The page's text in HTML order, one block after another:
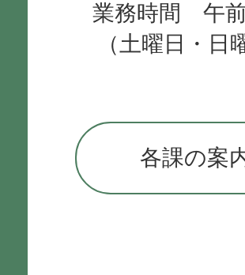
業務時間 午
（土曜日・
各課の案